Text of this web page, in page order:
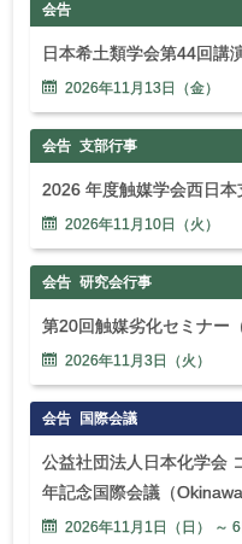
会告
日本希土類学会第44回講
2026年11月 13日（金）
会告 支部行事
2026 年度触媒学会西日
2026年11月 10日（火）
会告 研究会行事
第20回触媒劣化セミナー
2026年11月 3日（火）
会告 国際会議
公益社団法人日本化学会
年記念国際会議（
2026年11月 1日（日） ～ 6